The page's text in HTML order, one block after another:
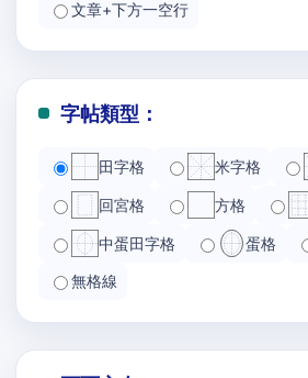
文章+下方一空行
字帖類型：
田字格 米字格
回宮格 方格
中蛋田字格 蛋格
無格線